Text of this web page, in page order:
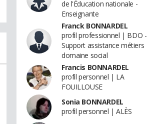
de l'Éducation nationale -
Enseignante
Franck BONNARDEL
profil professionnel | BDO -
Support assistance métiers
domaine social
Francis BONNARDEL
profil personnel | LA
FOUILLOUSE
Sonia BONNARDEL
profil personnel | ALÈS